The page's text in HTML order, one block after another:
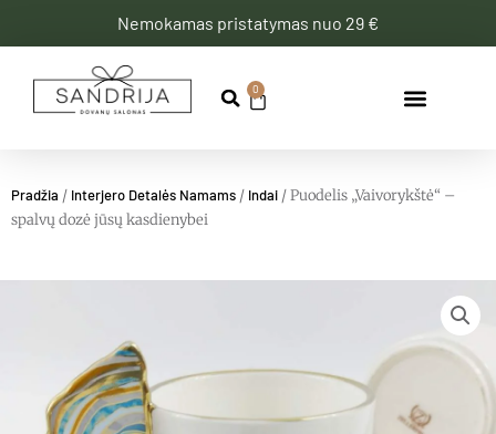
Nemokamas pristatymas nuo 29 €
0
Cart
Pradžia / Interjero Detalės Namams / Indai / Puodelis „Vaivorykštė“ –
spalvų dozė jūsų kasdienybei